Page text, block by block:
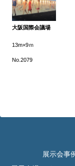
大阪国際会議場
13m×9ｍ
No.2079
展示会事